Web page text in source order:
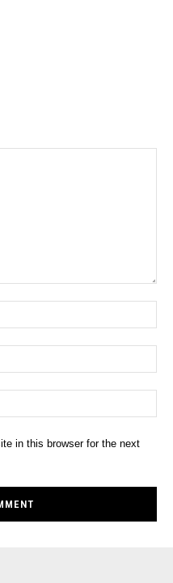
in this browser for the next